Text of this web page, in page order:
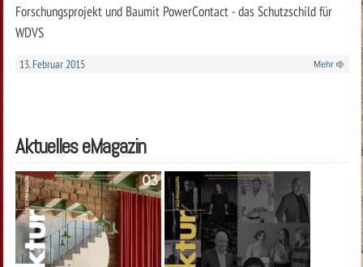
Forschungsprojekt und Baumit PowerContact - das Schutzschild für
WDVS
13. Februar 2015 Mehr
Aktuelles eMagazin